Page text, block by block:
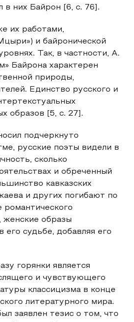
в них Байрон [6, с. 76].
их работами,
и байронической
Так, в частности, А.
Байрона характерен
природы,
Единство русского и
образов [5, с. 27].
подчеркнуто
русские поэты видели в
сколько
и обреченный
кавказских
и других погибают по
романтического
женские образы
судьбе, добавляя его
горянки является
и чувствующего
классицизма в конце
литературного мира.
заявлен тезис о том, что